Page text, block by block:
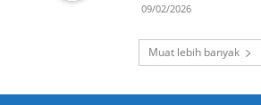
09/02/2026
Muat lebih banyak